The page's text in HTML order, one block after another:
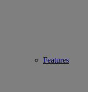
Features